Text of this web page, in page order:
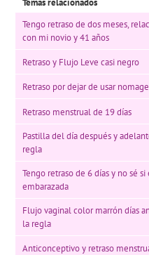
Tengo retraso de dos meses,
con mi novio y 41 años
Retraso y Flujo Leve casi negro
Retraso por dejar de usar
Retraso menstrual de 19 días
Pastilla del día después y
regla
Tengo retraso de 6 días y no sé si
embarazada
Flujo vaginal color marrón días
la regla
Anticonceptivo y retraso